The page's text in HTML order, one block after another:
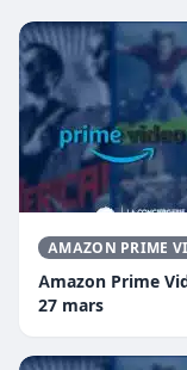
AMAZON PRIME
Amazon Prime
27 mars